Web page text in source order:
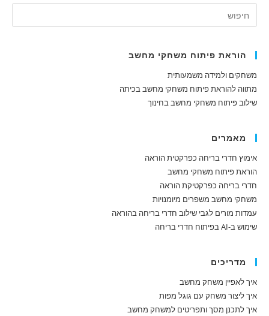
הוראת פיתוח משחקי מחשב
משחקים ולמידה משמעותית
מתווה להוראת פיתוח משחקי מחשב בכיתה
שילוב פיתוח משחקי מחשב בחינוך
מאמרים
אימוץ חדרי בריחה כפרקטית הוראה
הוראת פיתוח משחקי מחשב
חדרי בריחה כפרקטיקת הוראה
משחקי מחשב משפרים מיומנויות
עמדות מורים לגבי שילוב חדרי בריחה בהוראה
שימוש ב-AI בפיתוח חדרי בריחה
מדריכים
איך לאפיין משחק מחשב
איך ליצור משחק עם גוגל מפות
איך לתכנן מסך ותפריטים למשחק מחשב